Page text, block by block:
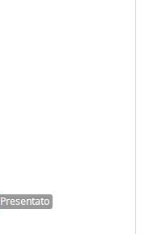
Presentato